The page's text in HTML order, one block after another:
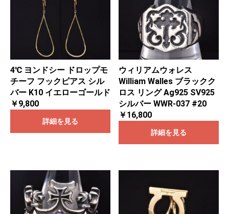
4℃ ヨンドシー ドロップモ
チーフ フックピアス シル
バー K10 イエローゴールド
￥9,800
詳細を見る
ウィリアムウォレス
William Walles ブラックク
ロス リング Ag925 SV925
シルバー WWR-037 #20
￥16,800
詳細を見る